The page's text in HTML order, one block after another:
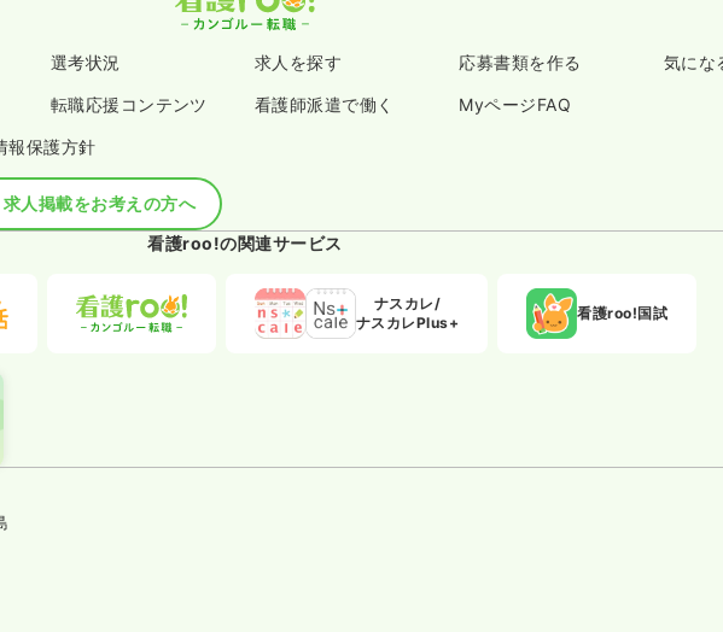
選考状況 求人を探す 応募書類を作る 気にな
転職応援コンテンツ 看護師派遣で働く MyページFAQ
報保護方針
人掲載をお考えの方へ
看護roo!の関連サービス
ナスカレ/
ナスカレPlus+
看護roo!国試